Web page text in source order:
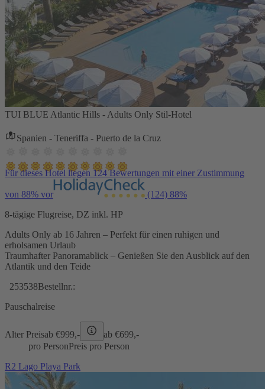
TUI BLUE Atlantic Hills - Adults Only Stil-Hotel
Spanien - Teneriffa - Puerto de la Cruz
Für dieses Hotel liegen 124 Bewertungen mit einer Zustimmung
von 88% vor (124) 88%
8-tägige Flugreise, DZ inkl. HP
Adults Only ab 16 Jahren – Perfekt für einen ruhigen und
erholsamen Urlaub
Traumhafter Panoramablick – Genießen Sie den Ausblick auf den
Atlantik und den Teide
253538Bestellnr.:
Pauschalreise
Alter Preisab €999,- ab €699,-
pro PersonPreis pro Person
R2 Lago Playa Park